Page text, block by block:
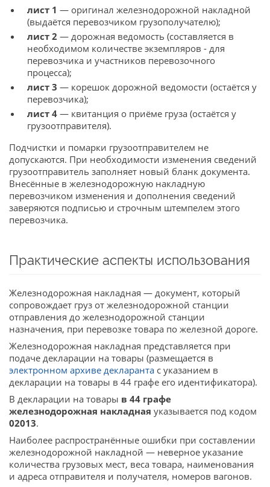
лист 1 — оригинал железнодорожной накладной
(выдаётся перевозчиком грузополучателю);
лист 2 — дорожная ведомость (составляется в
необходимом количестве экземпляров - для
перевозчика и участников перевозочного
процесса);
лист 3 — корешок дорожной ведомости (остаётся у
перевозчика);
лист 4 — квитанция о приёме груза (остаётся у
грузоотправителя).
Подчистки и помарки грузоотправителем не
допускаются. При необходимости изменения сведений
грузоотправитель заполняет новый бланк документа.
Внесённые в железнодорожную накладную
перевозчиком изменения и дополнения сведений
заверяются подписью и строчным штемпелем этого
перевозчика.
Практические аспекты использования
Железнодорожная накладная — документ, который
сопровождает груз от железнодорожной станции
отправления до железнодорожной станции
назначения, при перевозке товара по железной дороге.
Железнодорожная накладная представляется при
подаче декларации на товары (размещается в
электронном архиве декларанта с указанием в
декларации на товары в 44 графе его идентификатора).
В декларации на товары в 44 графе
железнодорожная накладная указывается под кодом
02013.
Наиболее распространённые ошибки при составлении
железнодорожной накладной — неверное указание
количества грузовых мест, веса товара, наименования
и адреса отправителя и получателя, номеров вагонов.